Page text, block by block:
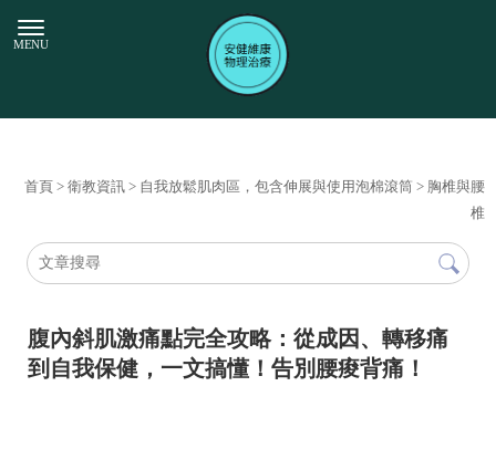
首頁 > 衛教資訊 > 自我放鬆肌肉區，包含伸展與使用泡棉滾筒 > 胸椎與腰
椎
腹內斜肌激痛點完全攻略：從成因、轉移痛
到自我保健，一文搞懂！告別腰痠背痛！